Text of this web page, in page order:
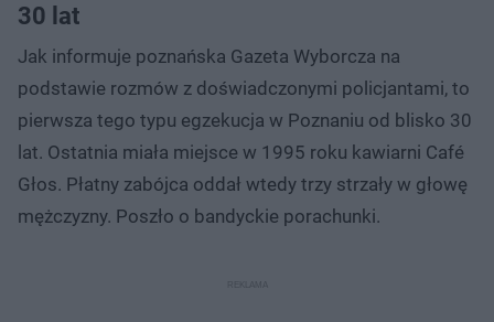
30 lat
Jak informuje poznańska Gazeta Wyborcza na
podstawie rozmów z doświadczonymi policjantami, to
pierwsza tego typu egzekucja w Poznaniu od blisko 30
lat. Ostatnia miała miejsce w 1995 roku kawiarni Café
Głos. Płatny zabójca oddał wtedy trzy strzały w głowę
mężczyzny. Poszło o bandyckie porachunki.